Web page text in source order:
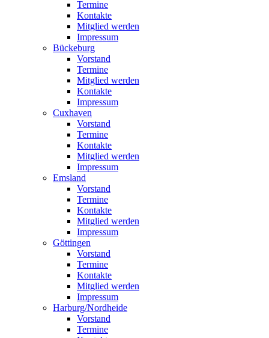
Termine
Kontakte
Mitglied werden
Impressum
Bückeburg
Vorstand
Termine
Mitglied werden
Kontakte
Impressum
Cuxhaven
Vorstand
Termine
Kontakte
Mitglied werden
Impressum
Emsland
Vorstand
Termine
Kontakte
Mitglied werden
Impressum
Göttingen
Vorstand
Termine
Kontakte
Mitglied werden
Impressum
Harburg/Nordheide
Vorstand
Termine